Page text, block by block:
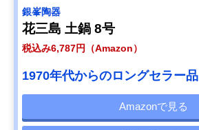
銀峯陶器
花三島 土鍋 8号
税込み6,787円（Amazon）
1970年代からのロングセラー品
Amazonで見る